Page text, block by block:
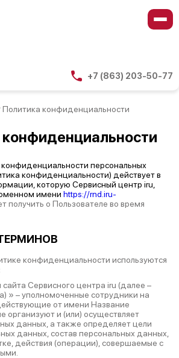
+7 (863) 203-50-77
Политика конфиденциальности
конфиденциальности
персональных
конфиденциальности) действует в
которую Сервисный центр iru,
имени https://rnd.iru-
получить о Пользователе во время
конфиденциальности используются
сайта Сервисного центра iru (далее –
» – уполномоченные сотрудники на
от имени Название
организуют и (или) осуществляет
данных, а также определяет цели
данных, состав персональных данных,
действия (операции), совершаемые с